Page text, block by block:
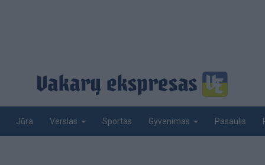
Jūra Verslas Sportas Gyvenimas Pasaulis